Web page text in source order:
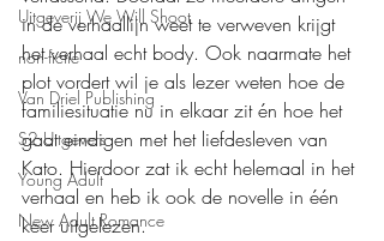
Uitgeverij We Will Shoot
non-fictie
Van Driel Publishing
S2 Uitgevers
Young Adult
New Adult Romance
in de verhaallijn weet te verweven krijgt
het verhaal echt body. Ook naarmate het
plot vordert wil je als lezer weten hoe de
familiesituatie nu in elkaar zit én hoe het
gaat eindigen met het liefdesleven van
Kato. Hierdoor zat ik echt helemaal in het
verhaal en heb ik ook de novelle in één
keer uitgelezen.